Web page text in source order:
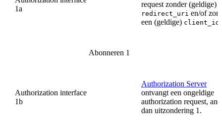
1a
Abonneren 1
request zonder (geldige)
redirect_uri en/of
een (geldige) client_id
Authorization interface
1b
Authorization Server
ontvangt een ongeldige
authorization request,
dan uitzondering 1.